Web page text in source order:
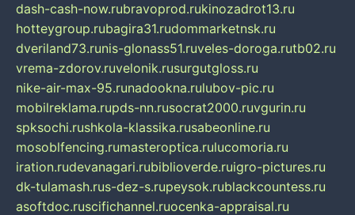
dash-cash-now.rubravoprod.rukinozadrot13.ru
hotteygroup.rubagira31.rudommarketnsk.ru
dveriland73.runis-glonass51.ruveles-doroga.rutb02.ru
vrema-zdorov.ruvelonik.rusurgutgloss.ru
nike-air-max-95.runadookna.rulubov-pic.ru
mobilreklama.rupds-nn.rusocrat2000.ruvgurin.ru
spksochi.rushkola-klassika.rusabeonline.ru
mosoblfencing.rumasteroptica.rulucomoria.ru
iration.rudevanagari.rubiblioverde.ruigro-pictures.ru
dk-tulamash.rus-dez-s.rupeysok.rublackcountess.ru
asoftdoc.ruscifichannel.ruocenka-appraisal.ru